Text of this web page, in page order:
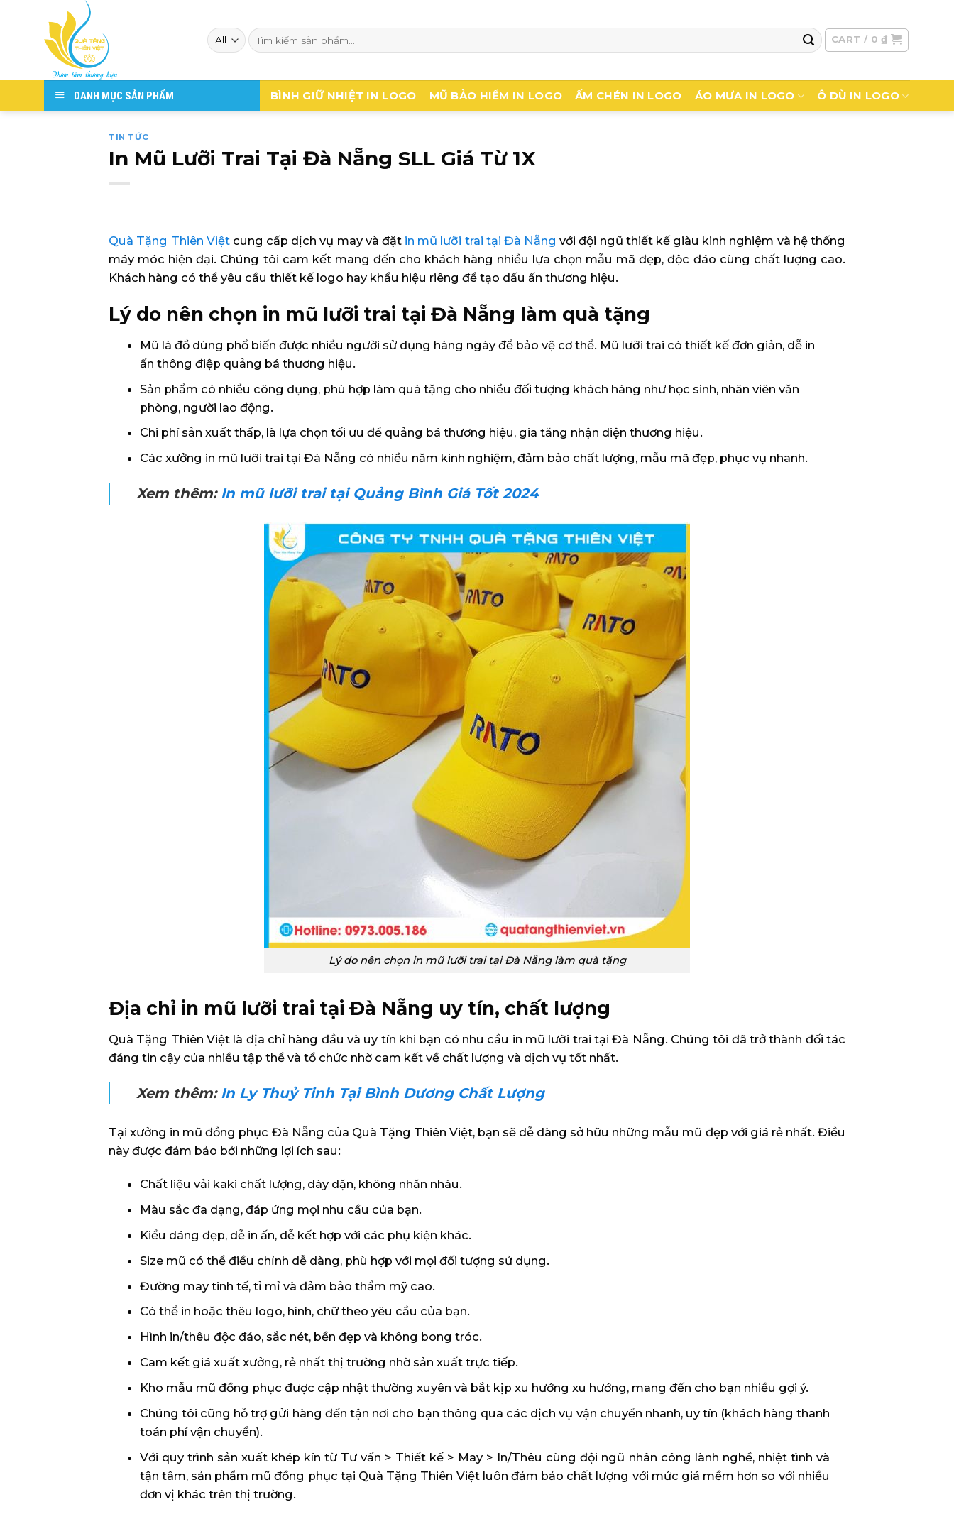
content
Search
for:
CART / 0₫
DANH MỤC SẢN PHẨM BÌNH GIỮ NHIỆT IN LOGO MŨ BẢO HIỂM IN LOGO ẤM CHÉN IN LOGO ÁO MƯA IN LOGO Ô DÙ IN LOGO
TIN TỨC
In Mũ Lưỡi Trai Tại Đà Nẵng SLL Giá Từ 1X
Quà Tặng Thiên Việtcung cấp dịch vụ may và đặt in mũ lưỡi trai tại Đà Nẵng với đội ngũ thiết kế giàu kinh nghiệm và hệ thống
máy móc hiện đại. Chúng tôi cam kết mang đến cho khách hàng nhiều lựa chọn mẫu mã đẹp, độc đáo cùng chất lượng cao.
Khách hàng có thể yêu cầu thiết kế logo hay khẩu hiệu riêng để tạo dấu ấn thương hiệu.
Lý do nên chọn in mũ lưỡi trai tại Đà Nẵng làm quà tặng
Mũ là đồ dùng phổ biến được nhiều người sử dụng hàng ngày để bảo vệ cơ thể. Mũ lưỡi trai có thiết kế đơn giản, dễ in
ấn thông điệp quảng bá thương hiệu.
Sản phẩm có nhiều công dụng, phù hợp làm quà tặng cho nhiều đối tượng khách hàng như học sinh, nhân viên văn
phòng, người lao động.
Chi phí sản xuất thấp, là lựa chọn tối ưu để quảng bá thương hiệu, gia tăng nhận diện thương hiệu.
Các xưởng in mũ lưỡi trai tại Đà Nẵng có nhiều năm kinh nghiệm, đảm bảo chất lượng, mẫu mã đẹp, phục vụ nhanh.
Xem thêm: In mũ lưỡi trai tại Quảng Bình Giá Tốt 2024
Lý do nên chọn in mũ lưỡi trai tại Đà Nẵng làm quà tặng
Địa chỉ in mũ lưỡi trai tại Đà Nẵng uy tín, chất lượng
Quà Tặng Thiên Việt là địa chỉ hàng đầu và uy tín khi bạn có nhu cầu in mũ lưỡi trai tại Đà Nẵng. Chúng tôi đã trở thành đối tác
đáng tin cậy của nhiều tập thể và tổ chức nhờ cam kết về chất lượng và dịch vụ tốt nhất.
Xem thêm: In Ly Thuỷ Tinh Tại Bình Dương Chất Lượng
Tại xưởng in mũ đồng phục Đà Nẵng của Quà Tặng Thiên Việt, bạn sẽ dễ dàng sở hữu những mẫu mũ đẹp với giá rẻ nhất. Điều
này được đảm bảo bởi những lợi ích sau:
Chất liệu vải kaki chất lượng, dày dặn, không nhăn nhàu.
Màu sắc đa dạng, đáp ứng mọi nhu cầu của bạn.
Kiểu dáng đẹp, dễ in ấn, dễ kết hợp với các phụ kiện khác.
Size mũ có thể điều chỉnh dễ dàng, phù hợp với mọi đối tượng sử dụng.
Đường may tinh tế, tỉ mỉ và đảm bảo thẩm mỹ cao.
Có thể in hoặc thêu logo, hình, chữ theo yêu cầu của bạn.
Hình in/thêu độc đáo, sắc nét, bền đẹp và không bong tróc.
Cam kết giá xuất xưởng, rẻ nhất thị trường nhờ sản xuất trực tiếp.
Kho mẫu mũ đồng phục được cập nhật thường xuyên và bắt kịp xu hướng xu hướng, mang đến cho bạn nhiều gợi ý.
Chúng tôi cũng hỗ trợ gửi hàng đến tận nơi cho bạn thông qua các dịch vụ vận chuyển nhanh, uy tín (khách hàng thanh
toán phí vận chuyển).
Với quy trình sản xuất khép kín từ Tư vấn > Thiết kế > May > In/Thêu cùng đội ngũ nhân công lành nghề, nhiệt tình và
tận tâm, sản phẩm mũ đồng phục tại Quà Tặng Thiên Việt luôn đảm bảo chất lượng với mức giá mềm hơn so với nhiều
đơn vị khác trên thị trường.